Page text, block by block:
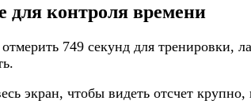
для контроля времени
749 секунд для тренировки,
экран, чтобы видеть отсчет